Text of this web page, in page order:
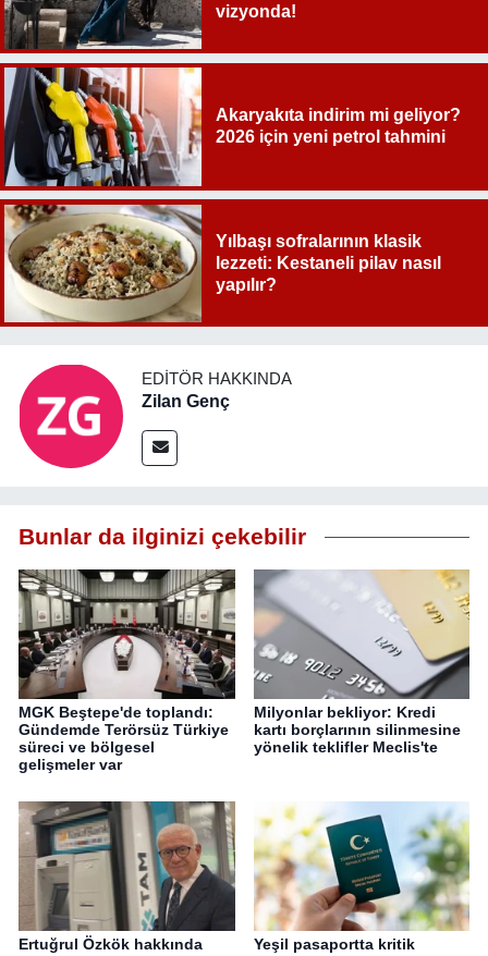
vizyonda!
Akaryakıta indirim mi geliyor?
2026 için yeni petrol tahmini
Yılbaşı sofralarının klasik
lezzeti: Kestaneli pilav nasıl
yapılır?
EDITÖR HAKKINDA
Zilan Genç
Bunlar da ilginizi çekebilir
MGK Beştepe'de toplandı:
Gündemde Terörsüz Türkiye
süreci ve bölgesel
gelişmeler var
Milyonlar bekliyor: Kredi
kartı borçlarının silinmesine
yönelik teklifler Meclis'te
Ertuğrul Özkök hakkında
Yeşil pasaportta kritik